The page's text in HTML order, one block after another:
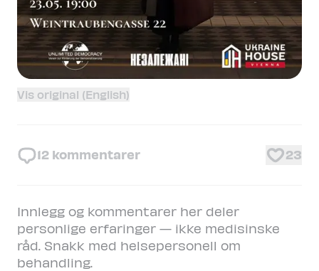
Vis original (English)
12 kommentarer 23
Innlegg og kommentarer her deler
personlige erfaringer — ikke medisinske
råd. Snakk med helsepersonell om
behandling.